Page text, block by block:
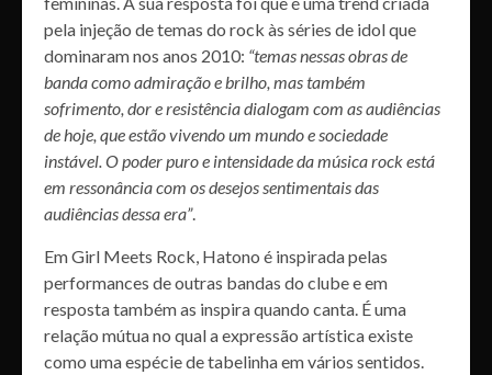
pela injeção de temas do rock às séries de idol que
dominaram nos anos 2010: “temas nessas obras de
banda como admiração e brilho, mas também
sofrimento, dor e resistência dialogam com as audiências
de hoje, que estão vivendo um mundo e sociedade
instável. O poder puro e intensidade da música rock está
em ressonância com os desejos sentimentais das
audiências dessa era”.
Em Girl Meets Rock, Hatono é inspirada pelas
performances de outras bandas do clube e em
resposta também as inspira quando canta. É uma
relação mútua no qual a expressão artística existe
como uma espécie de tabelinha em vários sentidos.